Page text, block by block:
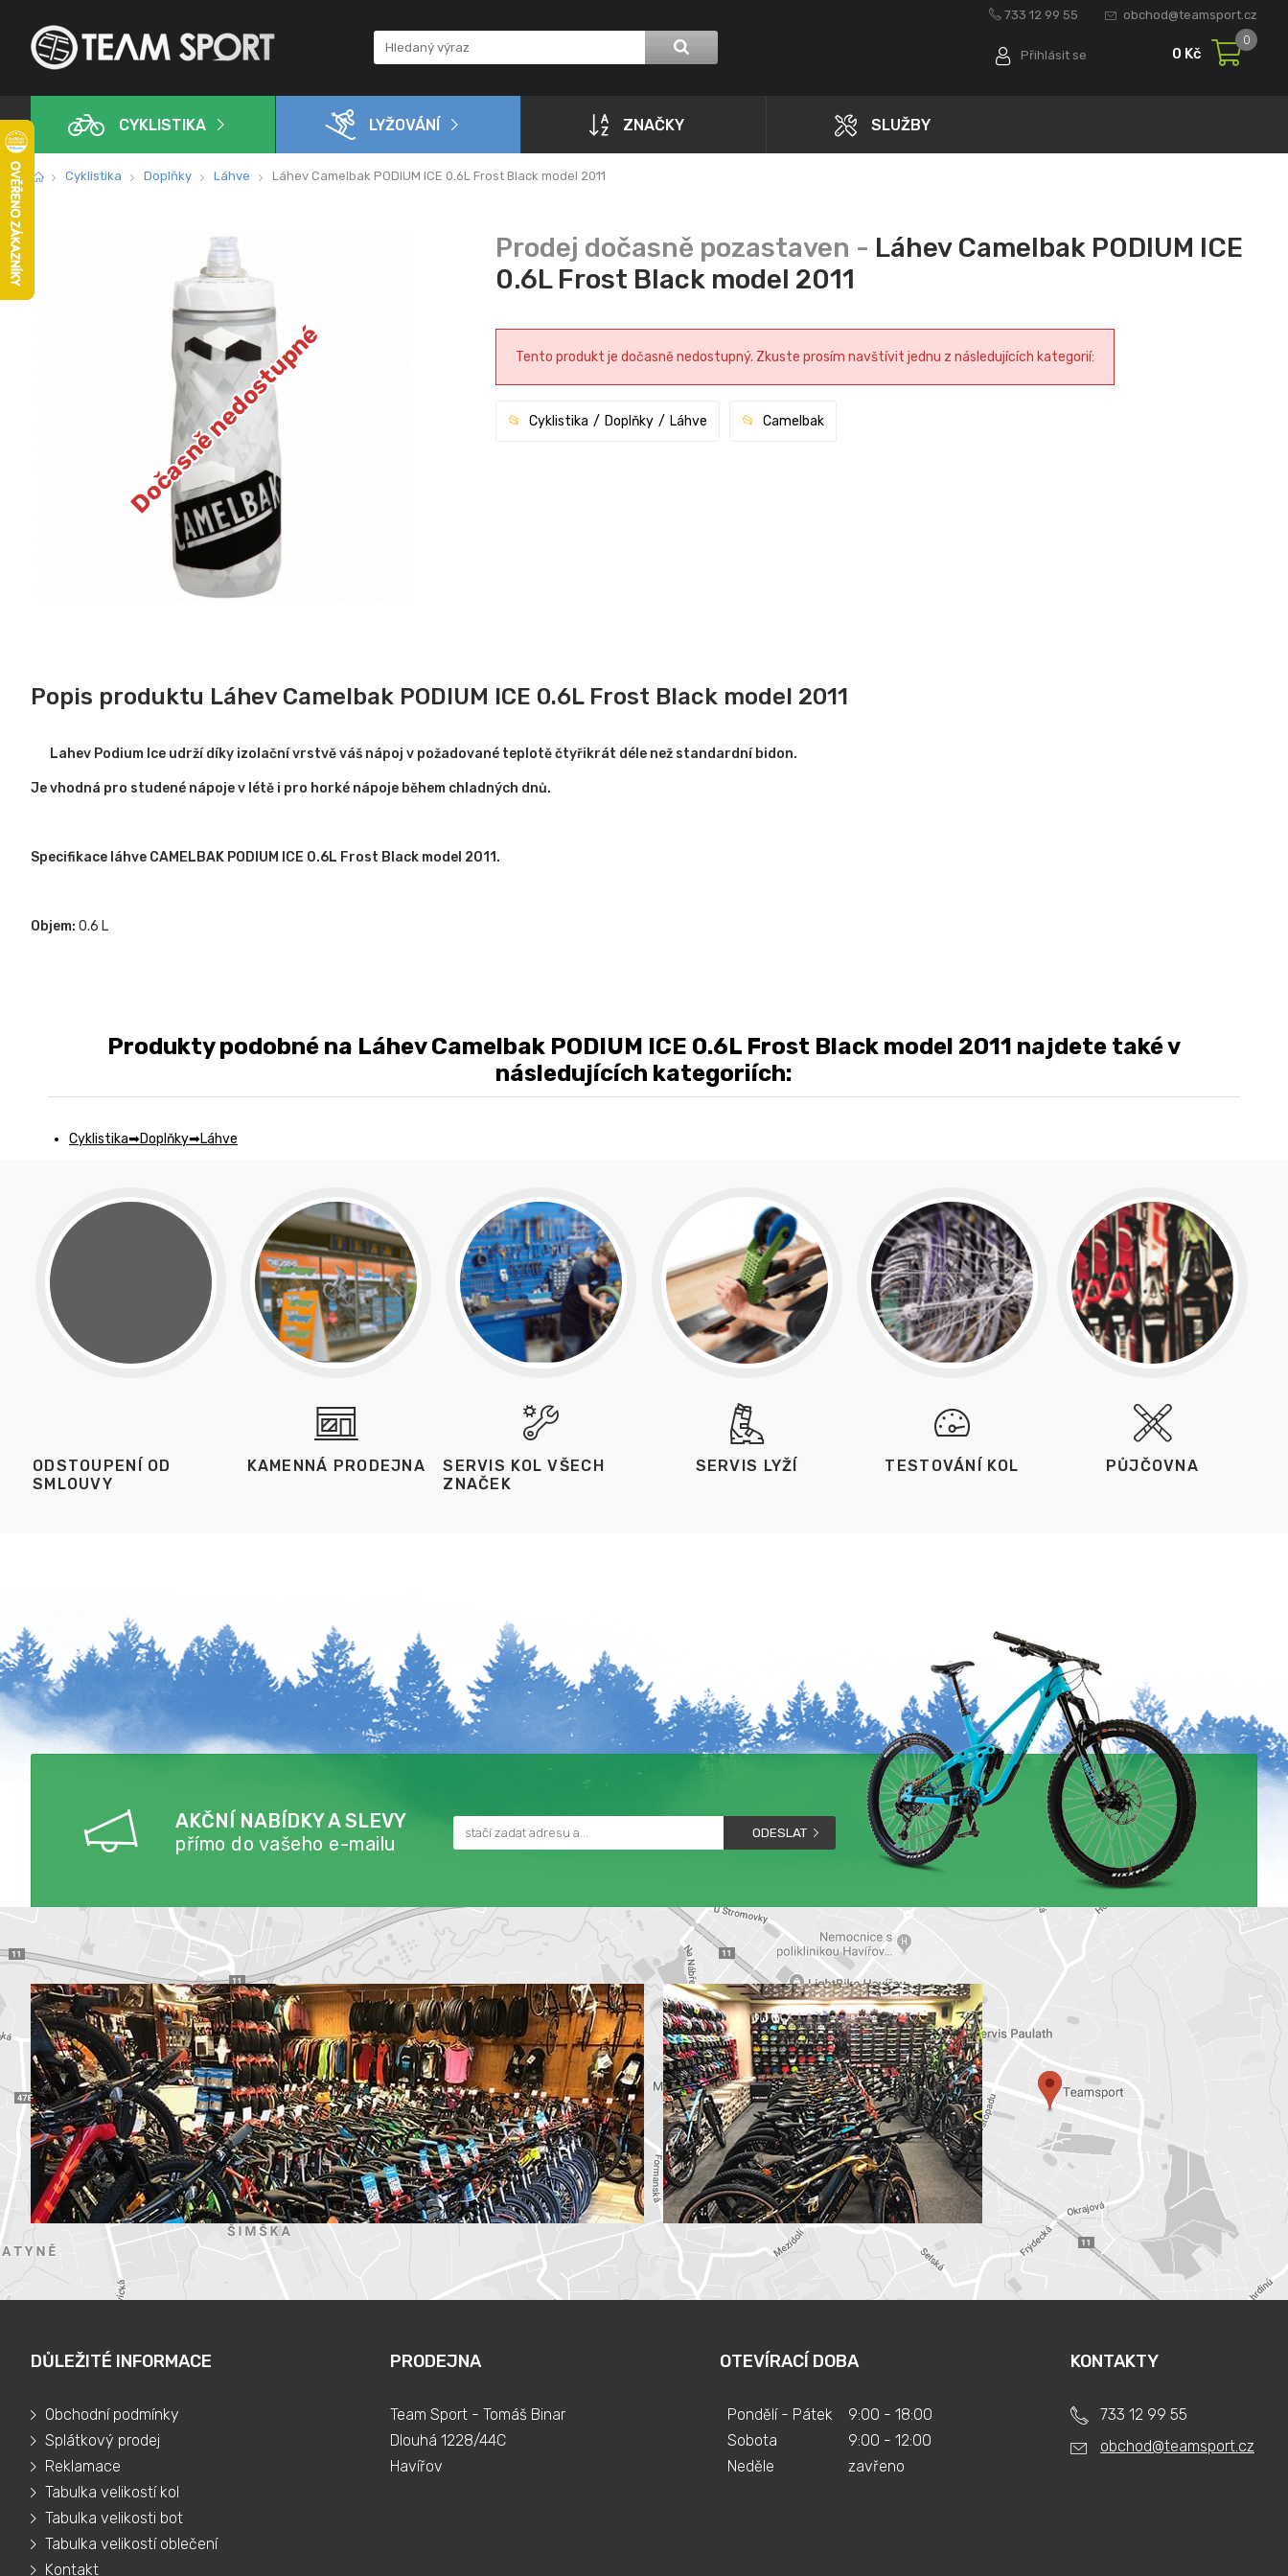
733 12 99 55 obchod@teamsport.cz
Přihlásit se 0 Kč
0
CYKLISTIKA LYŽOVÁNÍ ZNAČKY SLUŽBY
Cyklistika Doplňky Láhve Láhev Camelbak PODIUM ICE 0.6L Frost Black model 2011
Dočasně nedostupné
Láhev Camelbak PODIUM ICE
0.6L Frost Black model 2011
Tento produkt je dočasně nedostupný. Zkuste prosím navštívit jednu z následujících kategorií:
Cyklistika Doplňky Láhve Camelbak
Popis produktu Láhev Camelbak PODIUM ICE 0.6L Frost Black model 2011
Lahev Podium Ice udrží díky izolační vrstvě váš nápoj v požadované teplotě čtyřikrát déle než standardní bidon.
Je vhodná pro studené nápoje v létě i pro horké nápoje během chladných dnů.
Specifikace láhve CAMELBAK PODIUM ICE 0.6L Frost Black model 2011.
Objem: 0.6 L
Produkty podobné na Láhev Camelbak PODIUM ICE 0.6L Frost Black model 2011 najdete také v
následujících kategoriích:
Cyklistika Doplňky Láhve
ODSTOUPENÍ OD
SMLOUVY
KAMENNÁ PRODEJNA
SERVIS KOL VŠECH
ZNAČEK
SERVIS LYŽÍ TESTOVÁNÍ KOL PŮJČOVNA
AKČNÍ NABÍDKY A SLEVY
přímo do vašeho e-mailu
ODESLAT
DŮLEŽITÉ INFORMACE
Obchodní podmínky
Splátkový prodej
Reklamace
Tabulka velikostí kol
Tabulka velikosti bot
Tabulka velikostí oblečení
Kontakt
PRODEJNA
Team Sport - Tomáš Binar
Dlouhá 1228/44C
Havířov
OTEVÍRACÍ DOBA
Pondělí - Pátek
Sobota
Neděle
9:00 - 18:00
9:00 - 12:00
zavřeno
KONTAKTY
733 12 99 55
obchod@teamsport.cz